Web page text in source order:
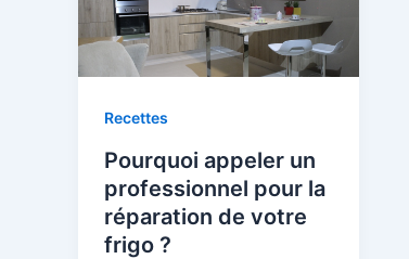
Recettes
Pourquoi appeler un
professionnel pour la
réparation de votre
frigo ?